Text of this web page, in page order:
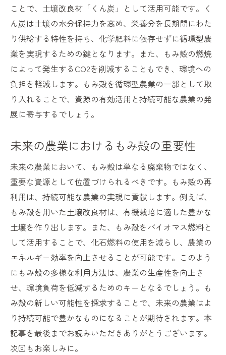
ことで、土壌改良材「くん炭」として活用可能です。く
ん炭は土壌の水分保持力を高め、栄養分を長期間にわた
り供給する特性を持ち、化学肥料に依存せずに循環型農
業を実現するための鍵となります。また、もみ殻の燃焼
によって発生するCO2を削減することもでき、環境への
負担を軽減します。もみ殻を循環型農業の一部として取
り入れることで、資源の有効活用と持続可能な農業の発
展に寄与するでしょう。
未来の農業におけるもみ殻の重要性
未来の農業において、もみ殻は単なる廃棄物ではなく、
重要な資源として位置づけられるべきです。もみ殻の再
利用は、持続可能な農業の実現に貢献します。例えば、
もみ殻を用いた土壌改良材は、有機栽培に適した豊かな
土壌を作り出します。また、もみ殻をバイオマス燃料と
して活用することで、化石燃料の使用を減らし、農業の
エネルギー効率を向上させることが可能です。このよう
にもみ殻の多様な利用方法は、農業の生産性を向上さ
せ、環境負荷を低減するためのキーとなるでしょう。も
み殻の新しい可能性を探求することで、未来の農業はよ
り持続可能で豊かなものになることが期待されます。本
記事を最後までお読みいただきありがとうございます。
次回もお楽しみに。